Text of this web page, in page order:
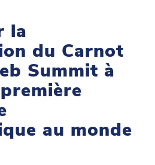
la
du Carnot
Summit à
au monde